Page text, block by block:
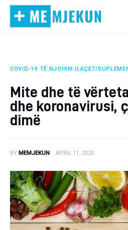
Home
Alergjite
Embriologji
Endokrinologji
Gastroeneterologji
Gjinekologji/ Andrologji
COVID-19 TË NJOHIM ILAÇET/
Mite dhe të
dhe koronavirusi,
dimë
BY MEMJEKUN APRIL 11, 2020